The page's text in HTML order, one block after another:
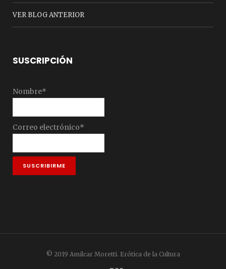
VER BLOG ANTERIOR
SUSCRIPCIÓN
Nombre*
Correo electrónico*
© 2019 Amilcar Moretti. Erótica de la Cultura